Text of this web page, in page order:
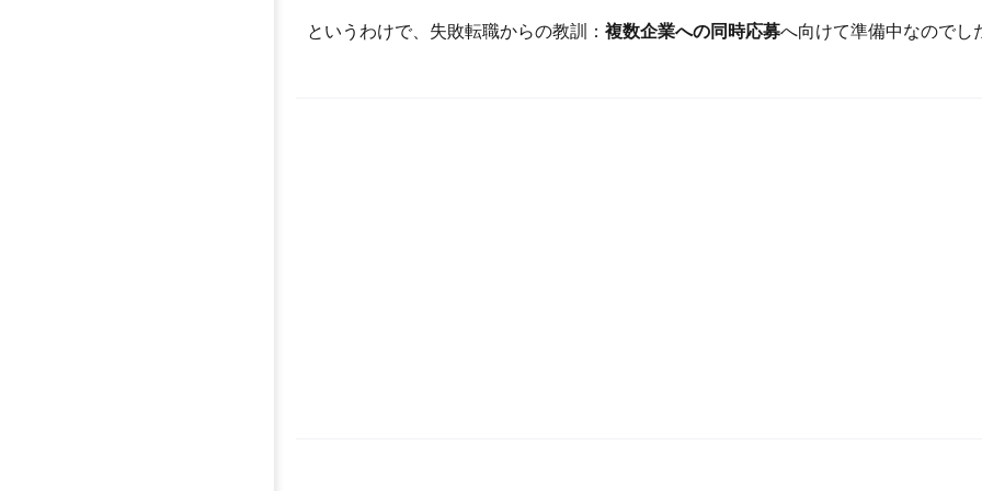
というわけで、失敗転職からの教訓： 複数企業への同時応募へ向けて準備中なのでし